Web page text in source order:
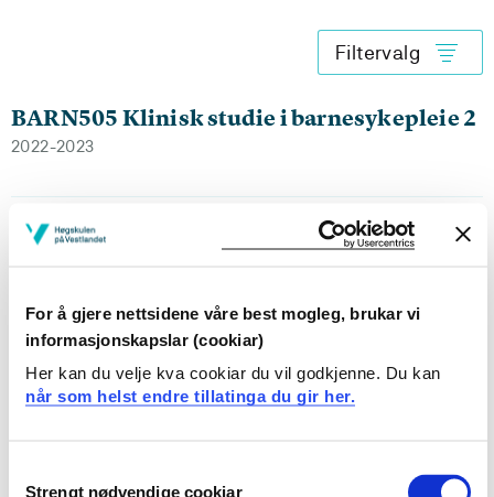
For å gjere nettsidene våre best mogleg, brukar vi
informasjonskapslar (cookiar)
Her kan du velje kva cookiar du vil godkjenne. Du kan
når som helst endre tillatinga du gir her.
Strengt nødvendige cookiar
Filtervalg
BARN505 Klinisk studie i barnesykepleie 2
2022-2023
BARN505 Klinisk studie i barnesykepleie 2
BARN505 Klinisk studie i barnesykepleie 2
2020-2021